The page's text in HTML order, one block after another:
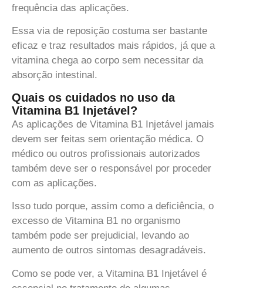
frequência das aplicações.
Essa via de reposição costuma ser bastante
eficaz e traz resultados mais rápidos, já que a
vitamina chega ao corpo sem necessitar da
absorção intestinal.
Quais os cuidados no uso da
Vitamina B1 Injetável?
As aplicações de Vitamina B1 Injetável jamais
devem ser feitas sem orientação médica. O
médico ou outros profissionais autorizados
também deve ser o responsável por proceder
com as aplicações.
Isso tudo porque, assim como a deficiência, o
excesso de Vitamina B1 no organismo
também pode ser prejudicial, levando ao
aumento de outros sintomas desagradáveis.
Como se pode ver, a Vitamina B1 Injetável é